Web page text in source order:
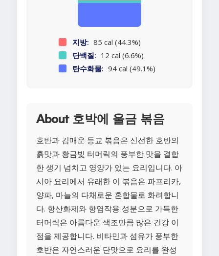
지방: 85 cal (44.3%)
단백질: 12 cal (6.6%)
탄수화물: 94 cal (49.1%)
About 호박에 울금 볶음
호반과 김매운 등교 볶음은 신선한 호반의
흙맛과 황금빛 터머릭의 풍부한 맛을 결합
한 생기 넘치고 영양가 있는 요리입니다. 아
시아 요리에서 유래한 이 볶음은 파프리카,
양파, 마늘의 다채로운 혼합물로 화려합니
다. 항산화제와 항염작용 성분으로 가득한
터머릭은 아름다운 색조만큼 많은 건강 이
점을 제공합니다. 비타민과 섬유가 풍부한
호반은 자연스러운 단맛으로 요리를 완성